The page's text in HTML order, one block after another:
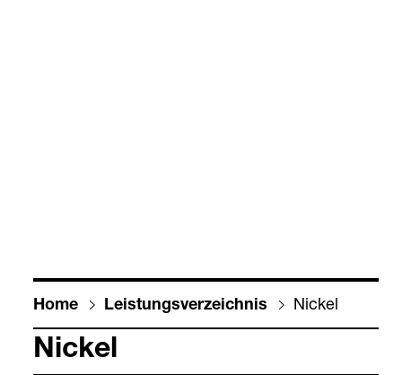
Home Leis­tungs­ver­zeich­nis Nickel
Nickel